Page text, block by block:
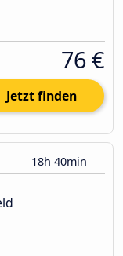
76 €
Jetzt finden
18h 40min